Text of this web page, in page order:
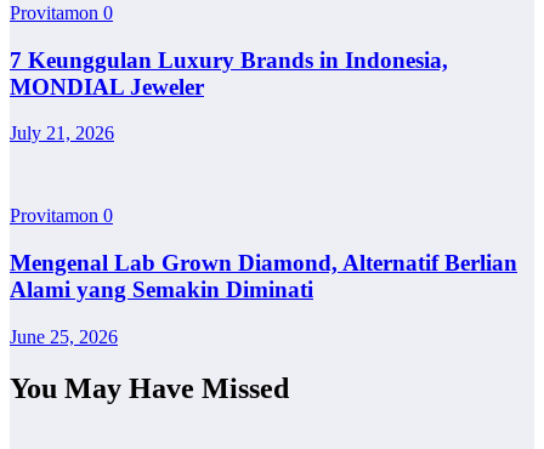
Provitamon 0
7 Keunggulan Luxury Brands in Indonesia,
MONDIAL Jeweler
July 21, 2026
Provitamon 0
Mengenal Lab Grown Diamond, Alternatif Berlian
Alami yang Semakin Diminati
June 25, 2026
You May Have Missed